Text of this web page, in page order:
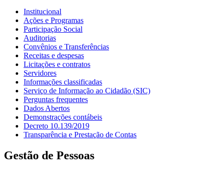
Institucional
Ações e Programas
Participação Social
Auditorias
Convênios e Transferências
Receitas e despesas
Licitações e contratos
Servidores
Informações classificadas
Serviço de Informação ao Cidadão (SIC)
Perguntas frequentes
Dados Abertos
Demonstrações contábeis
Decreto 10.139/2019
Transparência e Prestação de Contas
Gestão de Pessoas